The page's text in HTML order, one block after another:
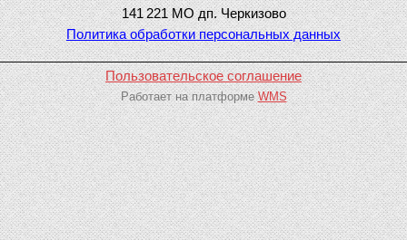
141 221 МО дп. Черкизово
Политика обработки персональных данных
Пользовательское соглашение
Работает на платформеWMS